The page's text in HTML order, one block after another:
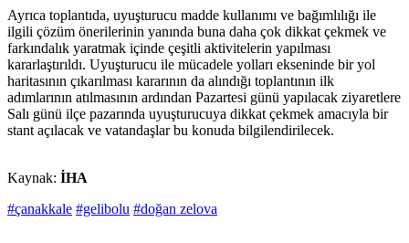
Ayrıca toplantıda, uyuşturucu madde kullanımı ve bağımlılığı ile
ilgili çözüm önerilerinin yanında buna daha çok dikkat çekmek ve
farkındalık yaratmak içinde çeşitli aktivitelerin yapılması
kararlaştırıldı. Uyuşturucu ile mücadele yolları ekseninde bir yol
haritasının çıkarılması kararının da alındığı toplantının ilk
adımlarının atılmasının ardından Pazartesi günü yapılacak ziyaretlere
Salı günü ilçe pazarında uyuşturucuya dikkat çekmek amacıyla bir
stant açılacak ve vatandaşlar bu konuda bilgilendirilecek.
Kaynak: İHA
#çanakkale #gelibolu #doğan zelova